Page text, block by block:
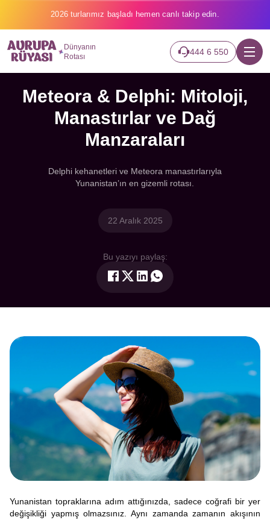
2026 turlarımız başladı hemen canlı takip edin.
Dünyanın
Rotası
444 6 550
Meteora & Delphi: Mitoloji,
Manastırlar ve Dağ
Manzaraları
Delphi kehanetleri ve Meteora manastırlarıyla
Yunanistan’ın en gizemli rotası.
22 Aralık 2025
Bu yazıyı paylaş:
Yunanistan topraklarına adım attığınızda, sadece coğrafi bir yer
değişikliği yapmış olmazsınız. Aynı zamanda zamanın akışının